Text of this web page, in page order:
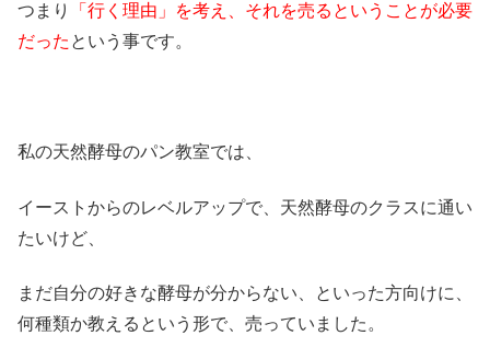
つまり
「行く理由」を考え、それを売るということが必要
だった という事です。
私の天然酵母のパン教室では、
イーストからのレベルアップで、天然酵母のクラスに通い
たいけど、
まだ自分の好きな酵母が分からない、といった方向けに、
何種類か教えるという形で、売っていました。